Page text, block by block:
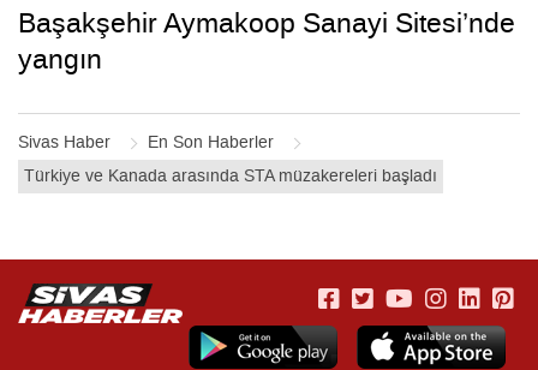
Sivas Haber
En Son Haberler
Türkiye ve Kanada arasında STA müzakereleri başladı
Başakşehir Aymakoop Sanayi Sitesi’nde
yangın